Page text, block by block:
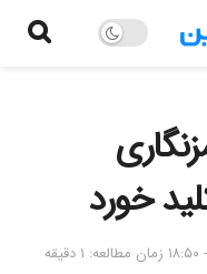
خورد
زمان مطالعه: ۱ دقیقه